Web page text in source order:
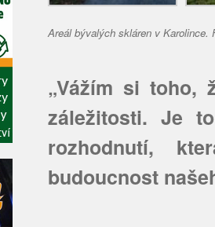
Areál bývalých skláren v Karolince.
„Vážím si toho,
záležitosti. Je
rozhodnutí,
budoucnost